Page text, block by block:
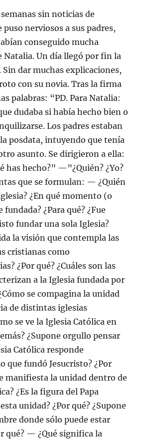
sin noticias de
puso nerviosos a sus padres,
conseguido mucha
Natalia. Un día llegó por fin la
Sin dar muchas explicaciones,
con su novia. Tras la firma
palabras: “PD. Para Natalia:
dudaba si había hecho bien o
Los padres estaban
posdata, intuyendo que tenía
asunto. Se dirigieron a ella:
has hecho?” —”¿Quién? ¿Yo?
que se formulan: — ¿Quién
¿En qué momento (o
¿Para qué? ¿Fue
fundar una sola Iglesia?
la visión que contempla las
cristianas como
¿Por qué? ¿Cuáles son las
a la Iglesia fundada por
se compagina la unidad
de distintas iglesias
se ve la Iglesia Católica en
¿Supone orgullo pensar
Católica responde
que fundó Jesucristo? ¿Por
manifiesta la unidad dentro de
¿Es la figura del Papa
unidad? ¿Por qué? ¿Supone
donde sólo puede estar
qué? — ¿Qué significa la